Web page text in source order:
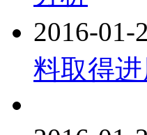
2016-01-
料取得进